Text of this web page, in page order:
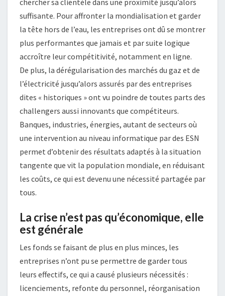
chercher sa clientèle dans une proximité jusqu’alors
suffisante. Pour affronter la mondialisation et garder
la tête hors de l’eau, les entreprises ont dû se montrer
plus performantes que jamais et par suite logique
accroître leur compétitivité, notamment en ligne.
De plus, la dérégularisation des marchés du gaz et de
l’électricité jusqu’alors assurés par des entreprises
dites « historiques » ont vu poindre de toutes parts des
challengers aussi innovants que compétiteurs.
Banques, industries, énergies, autant de secteurs où
une intervention au niveau informatique par des ESN
permet d’obtenir des résultats adaptés à la situation
tangente que vit la population mondiale, en réduisant
les coûts, ce qui est devenu une nécessité partagée par
tous.
La crise n’est pas qu’économique, elle
est générale
Les fonds se faisant de plus en plus minces, les
entreprises n’ont pu se permettre de garder tous
leurs effectifs, ce qui a causé plusieurs nécessités :
licenciements, refonte du personnel, réorganisation